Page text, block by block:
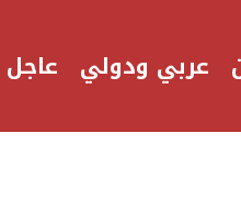
عربي ودولي عاجل